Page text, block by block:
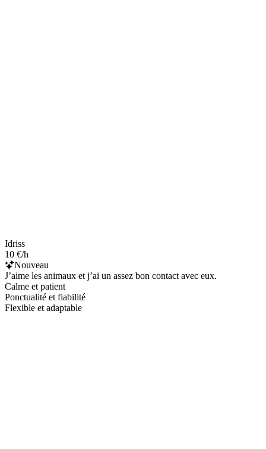
Idriss
10 €/h
Nouveau
J’aime les animaux et j’ai un assez bon contact avec eux.
Calme et patient
Ponctualité et fiabilité
Flexible et adaptable